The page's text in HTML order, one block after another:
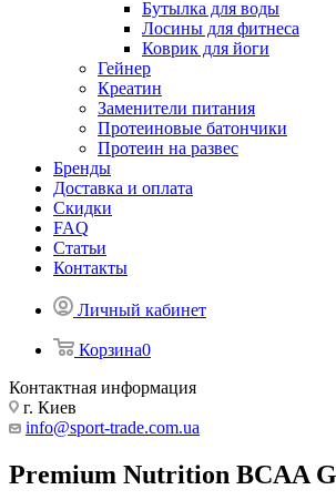
Бутылка для воды
Лосины для фитнеса
Коврик для йоги
Гейнер
Креатин
Заменители питания
Протеиновые батончики
Протеин на развес
Бренды
Доставка и оплата
Скидки
FAQ
Статьи
Контакты
Личный кабинет
Корзина0
Контактная информация
г. Киев
info@sport-trade.com.ua
Premium Nutrition BCAA G